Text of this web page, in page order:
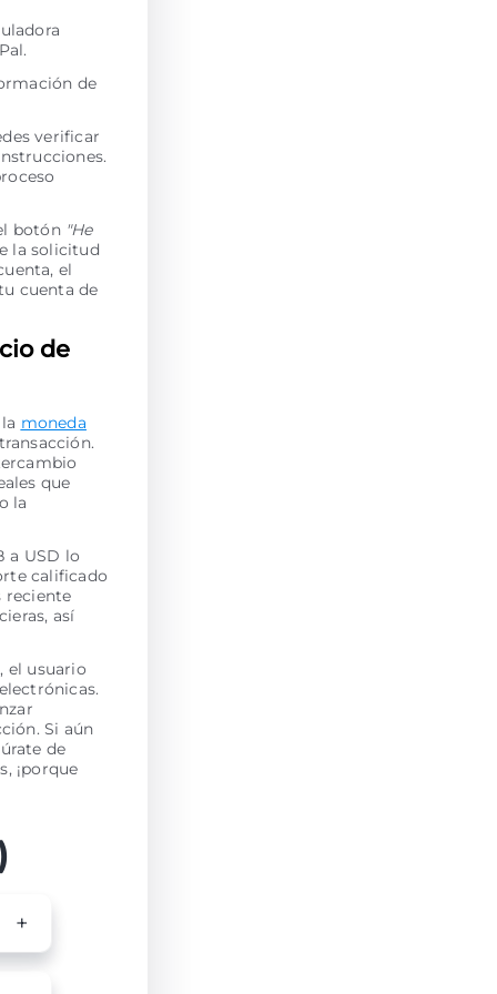
de
verificar
botón "He
la solicitud
el
cuenta de
de
moneda
que
la
a USD lo
calificado
reciente
así
el usuario
Si aún
de
¡porque